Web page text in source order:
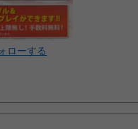
ローする